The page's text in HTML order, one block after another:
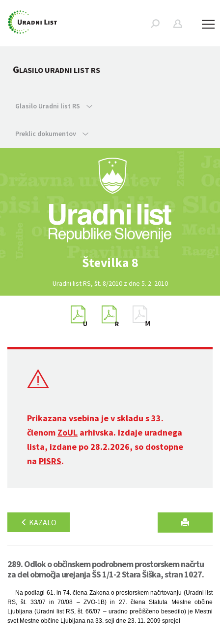
GLASILO URADNI LIST RS
Glasilo Uradni list RS
Preklic dokumentov
Številka 8
Uradni list RS, št. 8/2010 z dne 5. 2. 2010
Prikazana vsebina je v skladu s 33.
členom ZoUL arhivska. Izdaje uradnega
lista, izdane po 28.2.2026, so dostopne
na PISRS.
KAZALO
289. Odlok o občinskem podrobnem prostorskem načrtu
za del območja urejanja ŠS 1/1-2 Stara Šiška, stran 1027.
Na podlagi 61. in 74. člena Zakona o prostorskem načrtovanju (Uradni list
RS, št. 33/07 in 70/08 – ZVO-1B) in 27. člena Statuta Mestne občine
Ljubljana (Uradni list RS, št. 66/07 – uradno prečiščeno besedilo) je Mestni
svet Mestne občine Ljubljana na 33. seji dne 23. 11. 2009 sprejel